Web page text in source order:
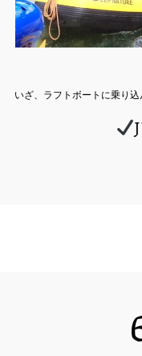
いざ、ラフトボートに乗り込